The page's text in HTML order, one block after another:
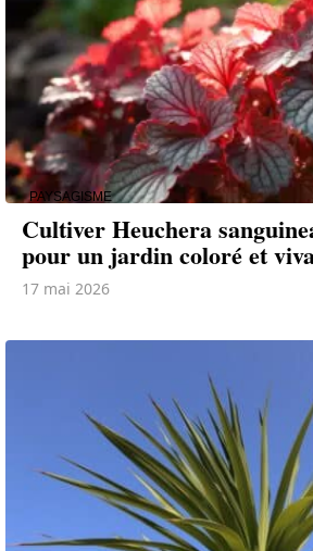
PAYSAGISME
Cultiver Heuchera
pour un jardin coloré et
17 mai 2026